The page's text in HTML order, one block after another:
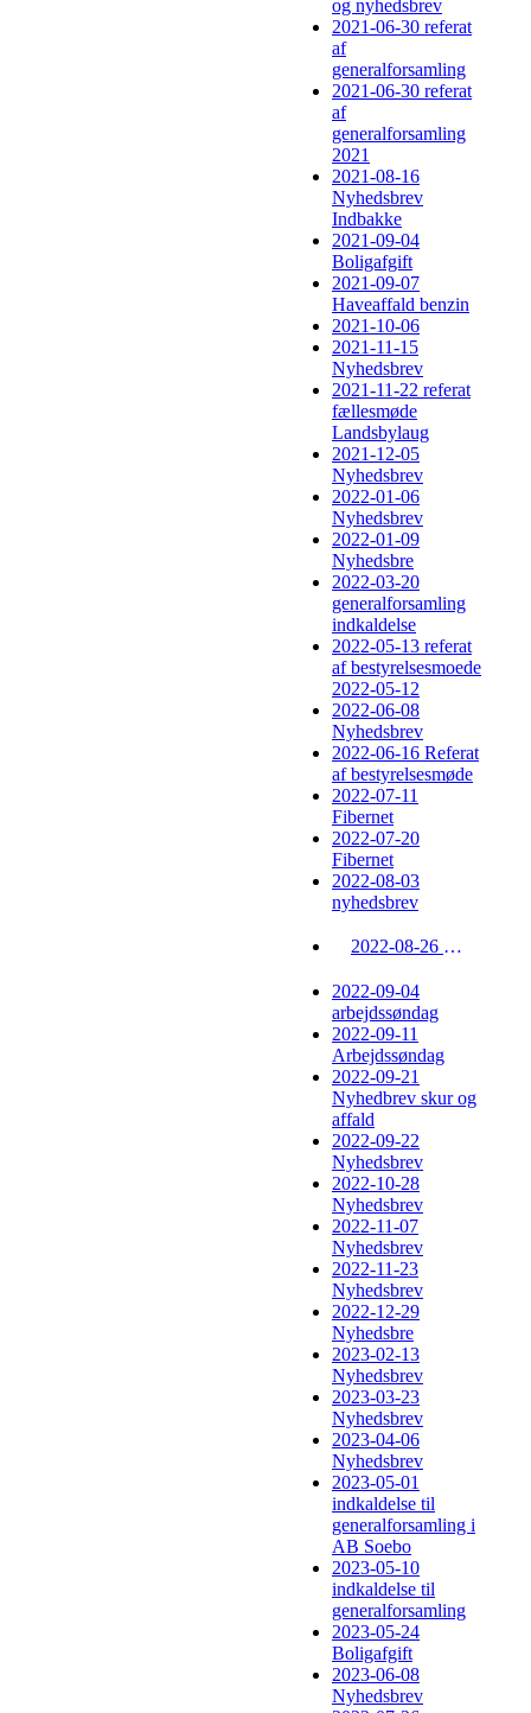
og nyhedsbrev
2021-06-30 referat
af
generalforsamling
2021-06-30 referat
af
generalforsamling
2021
2021-08-16
Nyhedsbrev
Indbakke
2021-09-04
Boligafgift
2021-09-07
Haveaffald benzin
2021-10-06
2021-11-15
Nyhedsbrev
2021-11-22 referat
fællesmøde
Landsbylaug
2021-12-05
Nyhedsbrev
2022-01-06
Nyhedsbrev
2022-01-09
Nyhedsbre
2022-03-20
generalforsamling
indkaldelse
2022-05-13 referat
af bestyrelsesmoede
2022-05-12
2022-06-08
Nyhedsbrev
2022-06-16 Referat
af bestyrelsesmøde
2022-07-11
Fibernet
2022-07-20
Fibernet
2022-08-03
nyhedsbrev
2022-08-26 arbejdssøndage
2022-09-04
arbejdssøndag
2022-09-11
Arbejdssøndag
2022-09-21
Nyhedbrev skur og
affald
2022-09-22
Nyhedsbrev
2022-10-28
Nyhedsbrev
2022-11-07
Nyhedsbrev
2022-11-23
Nyhedsbrev
2022-12-29
Nyhedsbre
2023-02-13
Nyhedsbrev
2023-03-23
Nyhedsbrev
2023-04-06
Nyhedsbrev
2023-05-01
indkaldelse til
generalforsamling i
AB Soebo
2023-05-10
indkaldelse til
generalforsamling
2023-05-24
Boligafgift
2023-06-08
Nyhedsbrev